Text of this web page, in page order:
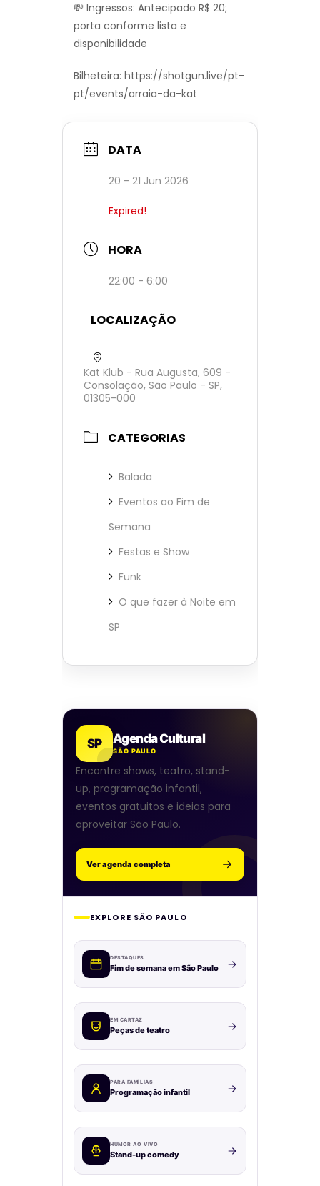
💸 Ingressos: Antecipado R$ 20;
porta conforme lista e
disponibilidade
Bilheteira: https://shotgun.live/pt-
pt/events/arraia-da-kat
DATA
20 - 21 Jun 2026
Expired!
HORA
22:00 - 6:00
LOCALIZAÇÃO
Kat Klub - Rua Augusta, 609 -
Consolação, São Paulo - SP,
01305-000
CATEGORIAS
Balada
Eventos ao Fim de
Semana
Festas e Show
Funk
O que fazer à Noite em
SP
SP Agenda Cultural
SÃO PAULO
Encontre shows, teatro, stand-
up, programação infantil,
eventos gratuitos e ideias para
aproveitar São Paulo.
Ver agenda completa
EXPLORE SÃO PAULO
DESTAQUES
Fim de semana em São Paulo
EM CARTAZ
Peças de teatro
PARA FAMÍLIAS
Programação infantil
HUMOR AO VIVO
Stand-up comedy